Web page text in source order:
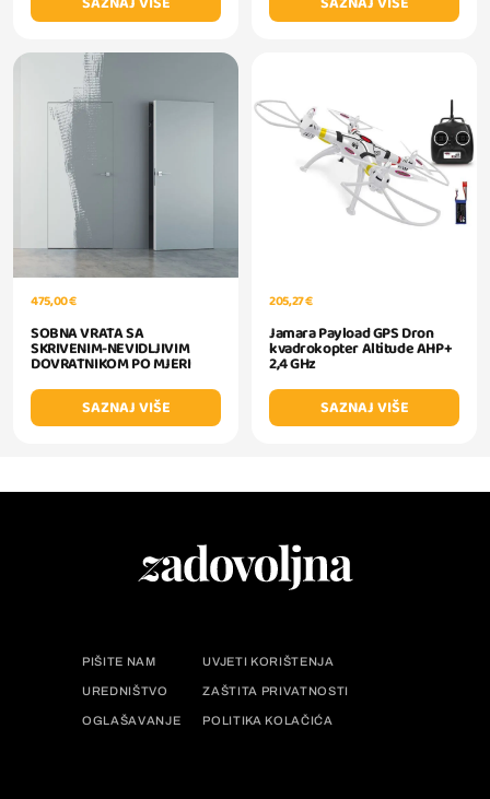
475,00 €
SOBNA VRATA SA
SKRIVENIM-NEVIDLJIVIM
DOVRATNIKOM PO MJERI
SAZNAJ VIŠE
205,27 €
Jamara Payload GPS Dron
kvadrokopter Altitude AHP+
2,4 GHz
SAZNAJ VIŠE
PIŠITE NAM UVJETI KORIŠTENJA
UREDNIŠTVO ZAŠTITA PRIVATNOSTI
OGLAŠAVANJE POLITIKA KOLAČIĆA